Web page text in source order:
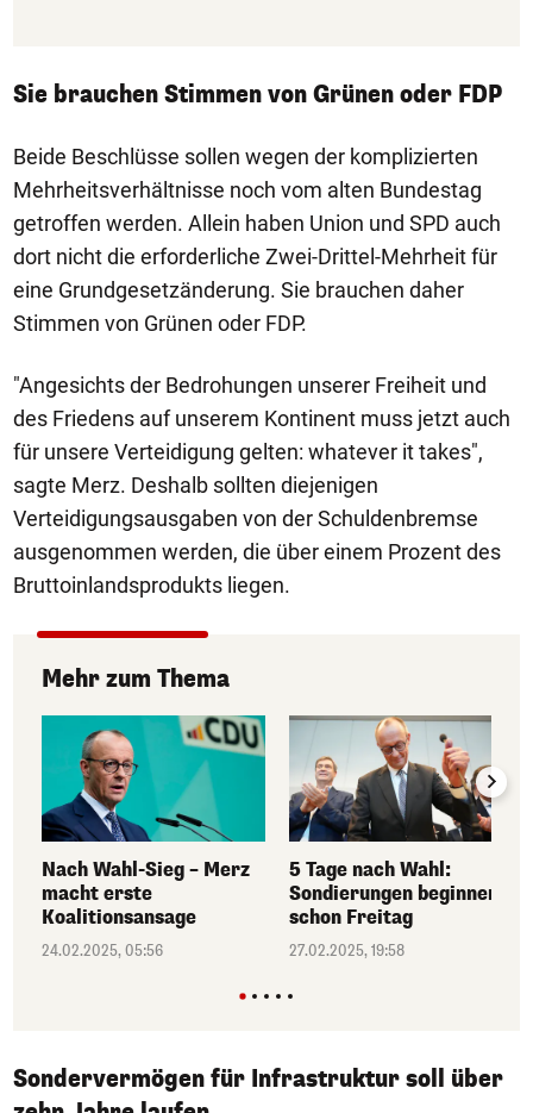
Sie brauchen Stimmen von Grünen oder FDP
Beide Beschlüsse sollen wegen der komplizierten
Mehrheitsverhältnisse noch vom alten Bundestag
getroffen werden. Allein haben Union und SPD auch
dort nicht die erforderliche Zwei-Drittel-Mehrheit für
eine Grundgesetzänderung. Sie brauchen daher
Stimmen von Grünen oder FDP.
"Angesichts der Bedrohungen unserer Freiheit und
des Friedens auf unserem Kontinent muss jetzt auch
für unsere Verteidigung gelten: whatever it takes",
sagte Merz. Deshalb sollten diejenigen
Verteidigungsausgaben von der Schuldenbremse
ausgenommen werden, die über einem Prozent des
Bruttoinlandsprodukts liegen.
Mehr zum Thema
Nach Wahl-Sieg – Merz
macht erste
Koalitionsansage
24.02.2025, 05:56
5 Tage nach Wahl:
Sondierungen beginnen
schon Freitag
27.02.2025, 19:58
Sondervermögen für Infrastruktur soll über